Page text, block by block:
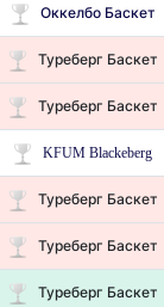
Оккелбо Баскет
Туреберг Баскет
Туреберг Баскет
KFUM Blackeberg
Туреберг Баскет
Туреберг Баскет
Туреберг Баскет